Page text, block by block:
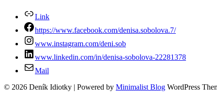
Link
https://www.facebook.com/denisa.sobolova.7/
www.instagram.com/deni.sob
www.linkedin.com/in/denisa-sobolova-22281378
Mail
© 2026 Deník Idiotky | Powered by Minimalist Blog WordPress